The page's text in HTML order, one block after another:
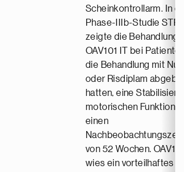
Scheinkontrollarm. In
Phase-IIIb-Studie
zeigte die Behandlung
OAV101 IT bei
die Behandlung mit
oder Risdiplam
hatten, eine
motorischen Funktion
einen
von 52 Wochen.
wies ein vorteilhaftes